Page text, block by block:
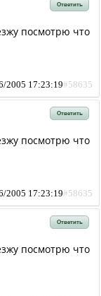
Ответить
посмотрю что
2005 17:23:19#58635
Ответить
посмотрю что
2005 17:23:19#58635
Ответить
посмотрю что